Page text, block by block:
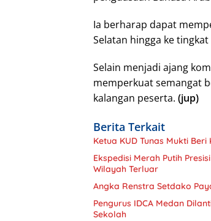
Ia berharap dapat
Selatan hingga ke
Selain menjadi ajang
memperkuat semangat
kalangan peserta. (jup)
Berita Terkait
Ketua KUD Tunas Mukti
Ekspedisi Merah Putih
Wilayah Terluar
Angka Renstra Setdako
Pengurus IDCA Medan
Sekolah